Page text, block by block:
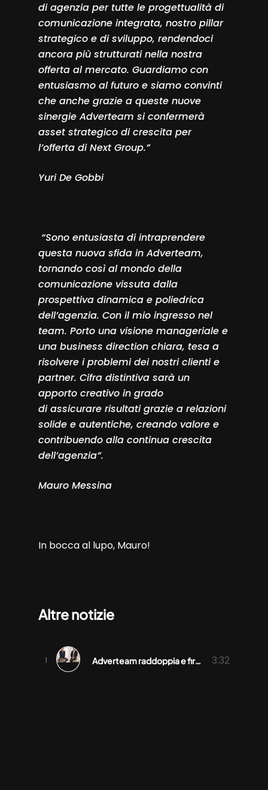
di agenzia per tutte le progettualità di
comunicazione integrata, nostro pillar
strategico e di sviluppo, rendendoci
ancora più strutturati nella nostra
offerta al mercato. Guardiamo con
entusiasmo al futuro e siamo convinti
che anche grazie a queste nuove
sinergie Adverteam si confermerà
asset strategico di crescita per
l’offerta di Next Group.”
Yuri De Gobbi
“Sono entusiasta di intraprendere
questa nuova sfida in Adverteam,
tornando così al mondo della
comunicazione vissuta dalla
prospettiva dinamica e poliedrica
dell’agenzia. Con il mio ingresso nel
team. Porto una visione manageriale e
una business direction chiara, tesa a
risolvere i problemi dei nostri clienti e
partner. Cifra distintiva sarà un
apporto creativo in grado
di assicurare risultati grazie a relazioni
solide e autentiche, creando valore e
contribuendo alla continua crescita
dell’agenzia”.
Mauro Messina
In bocca al lupo, Mauro!
Altre notizie
Adverteam raddoppia e firma sei progetti alla Milano Design Week 2026 3:32